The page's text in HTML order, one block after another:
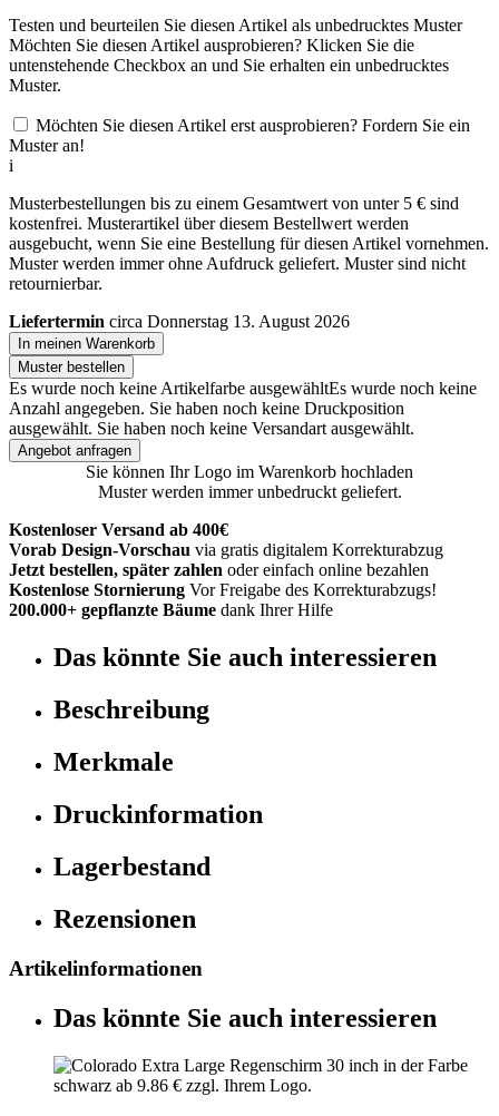
Testen und beurteilen Sie diesen Artikel als unbedrucktes Muster
Möchten Sie diesen Artikel ausprobieren? Klicken Sie die
untenstehende Checkbox an und Sie erhalten ein unbedrucktes
Muster.
Möchten Sie diesen Artikel erst ausprobieren? Fordern Sie ein
Muster an!
i
Musterbestellungen bis zu einem Gesamtwert von unter 5 € sind
kostenfrei. Musterartikel über diesem Bestellwert werden
ausgebucht, wenn Sie eine Bestellung für diesen Artikel vornehmen.
Muster werden immer ohne Aufdruck geliefert. Muster sind nicht
retournierbar.
Liefertermin circa Donnerstag 13. August 2026
In meinen Warenkorb
Muster bestellen
Es wurde noch keine Artikelfarbe ausgewähltEs wurde noch keine
Anzahl angegeben. Sie haben noch keine Druckposition
ausgewählt. Sie haben noch keine Versandart ausgewählt.
Angebot anfragen
Sie können Ihr Logo im Warenkorb hochladen
Muster werden immer unbedruckt geliefert.
Kostenloser Versand ab 400€
Vorab Design-Vorschau via gratis digitalem Korrekturabzug
Jetzt bestellen, später zahlen oder einfach online bezahlen
Kostenlose Stornierung Vor Freigabe des Korrekturabzugs!
200.000+ gepflanzte Bäume dank Ihrer Hilfe
Das könnte Sie auch interessieren
Beschreibung
Merkmale
Druckinformation
Lagerbestand
Rezensionen
Artikelinformationen
Das könnte Sie auch interessieren